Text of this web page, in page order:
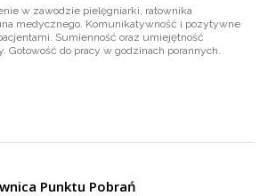
w zawodzie pielęgniarki, ratownika
medycznego. Komunikatywność i pozytywne
Sumienność oraz umiejętność
Gotowość do pracy w godzinach porannych.
Punktu Pobrań